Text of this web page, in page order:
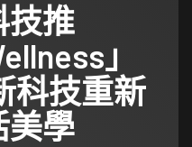
技推
」
科技重新
美學